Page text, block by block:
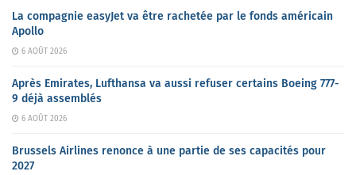
La compagnie easyJet va être rachetée par le fonds américain
Apollo
6 AOÛT 2026
Après Emirates, Lufthansa va aussi refuser certains Boeing 777-
9 déjà assemblés
6 AOÛT 2026
Brussels Airlines renonce à une partie de ses capacités pour
2027